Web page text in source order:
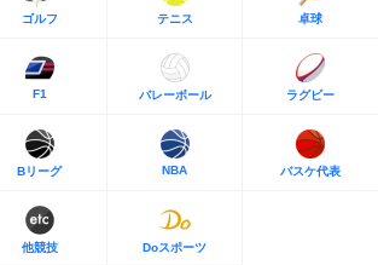
ゴルフ テニス 卓球
F1 バレーボール ラグビー
Bリーグ NBA バスケ代表
他競技 Doスポーツ